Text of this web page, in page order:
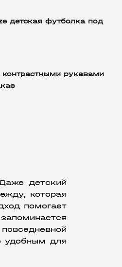
детская футболка под
контрастными рукавами
детский
которая
помогает
удобным для